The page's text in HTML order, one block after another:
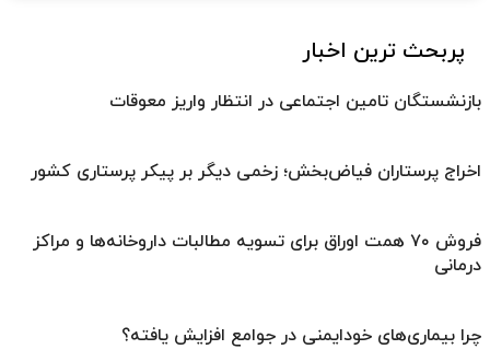
پربحث ترین اخبار
بازنشستگان تامین اجتماعی در انتظار واریز معوقات
اخراج پرستاران فیاض‌بخش؛ زخمی دیگر بر پیکر پرستاری کشور
فروش ۷۰ همت اوراق برای تسویه مطالبات داروخانه‌ها و مراکز
درمانی
چرا بیماری‌های خودایمنی در جوامع افزایش یافته؟